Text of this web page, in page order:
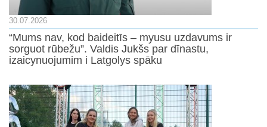
30.07.2026
“Mums nav, kod baideitīs – myusu uzdavums ir
sorguot rūbežu”. Valdis Jukšs par dīnastu,
izaicynuojumim i Latgolys spāku